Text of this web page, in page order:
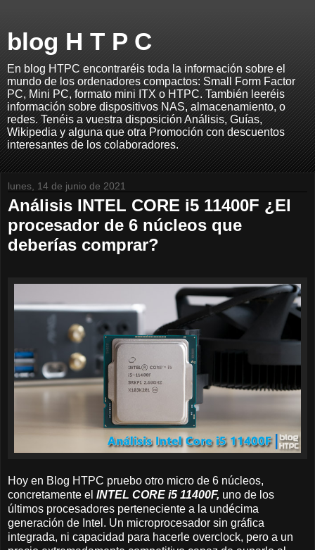
blog H T P C
En blog HTPC encontraréis toda la información sobre el
mundo de los ordenadores compactos: Small Form Factor
PC, Mini PC, formato mini ITX o HTPC. También leeréis
información sobre dispositivos NAS, almacenamiento, o
redes. Tenéis a vuestra disposición Análisis, Guías,
Wikipedia y alguna que otra Promoción con descuentos
interesantes de los colaboradores.
lunes, 14 de junio de 2021
Análisis INTEL CORE i5 11400F ¿El
procesador de 6 núcleos que
deberías comprar?
Hoy en Blog HTPC pruebo otro micro de 6 núcleos,
concretamente el INTEL CORE i5 11400F, uno de los
últimos procesadores perteneciente a la undécima
generación de Intel. Un microprocesador sin gráfica
integrada, ni capacidad para hacerle overclock, pero a un